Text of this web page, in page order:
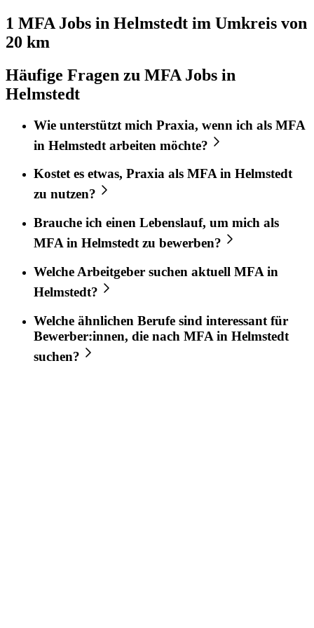
1 MFA Jobs in Helmstedt im Umkreis von
20 km
Häufige Fragen zu MFA Jobs in
Helmstedt
Wie unterstützt mich Praxia, wenn ich als MFA
in Helmstedt arbeiten möchte?
Kostet es etwas, Praxia als MFAin Helmstedt
zu nutzen?
Brauche ich einen Lebenslauf, um mich als
MFA in Helmstedt zu bewerben?
Welche Arbeitgeber suchen aktuell MFA in
Helmstedt?
Welche ähnlichen Berufe sind interessant für
Bewerber:innen, die nach MFA in Helmstedt
suchen?